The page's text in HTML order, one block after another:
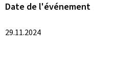
Date de l'événement
29.11.2024